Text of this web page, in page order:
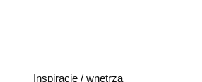
Inspiracje / wnętrza